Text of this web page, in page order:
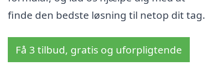
finde den bedste løsning til netop dit tag.
Få 3 tilbud, gratis og uforpligtende